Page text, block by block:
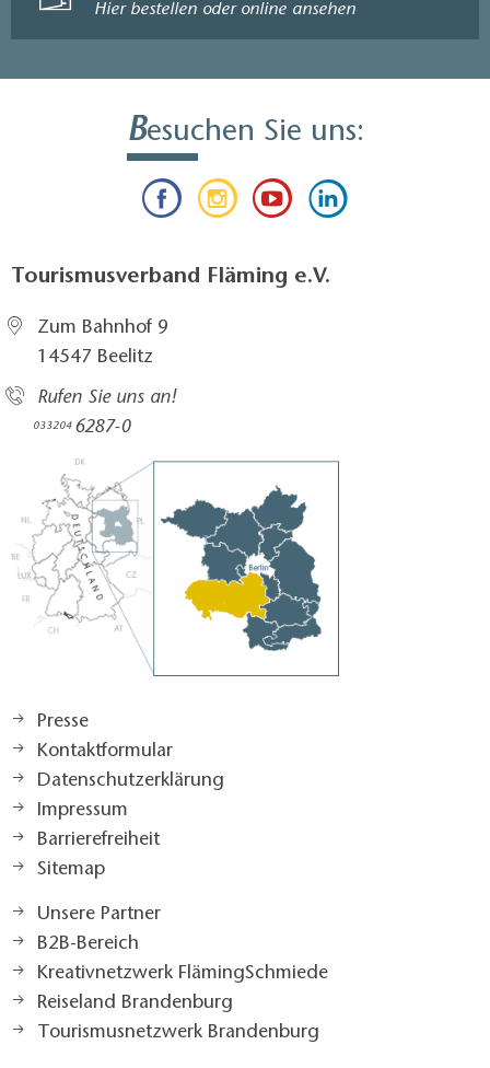
Hier bestellen oder online ansehen
Besuchen Sie uns:
Tourismusverband Fläming e.V.
Zum Bahnhof 9
14547 Beelitz
Rufen Sie uns an!
033204 6287-0
Presse
Kontaktformular
Datenschutzerklärung
Impressum
Barrierefreiheit
Sitemap
Unsere Partner
B2B-Bereich
Kreativnetzwerk FlämingSchmiede
Reiseland Brandenburg
Tourismusnetzwerk Brandenburg